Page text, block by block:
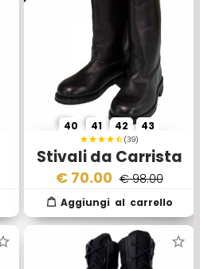
(39)
Stivali da Carrista
Esercito Italiano
40 41 42 43
€ 70.00 € 98.00